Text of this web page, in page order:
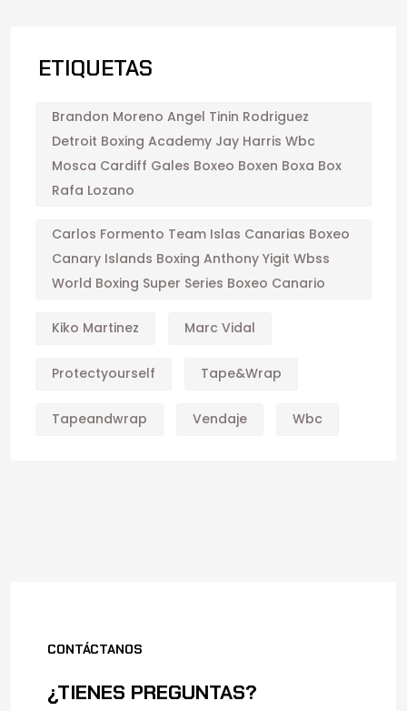
ETIQUETAS
Brandon Moreno Angel Tinin Rodriguez
Detroit Boxing Academy Jay Harris Wbc
Mosca Cardiff Gales Boxeo Boxen Boxa Box
Rafa Lozano
Carlos Formento Team Islas Canarias Boxeo
Canary Islands Boxing Anthony Yigit Wbss
World Boxing Super Series Boxeo Canario
Kiko Martinez Marc Vidal
Protectyourself Tape&wrap
Tapeandwrap Vendaje Wbc
CONTÁCTANOS
¿TIENES PREGUNTAS?